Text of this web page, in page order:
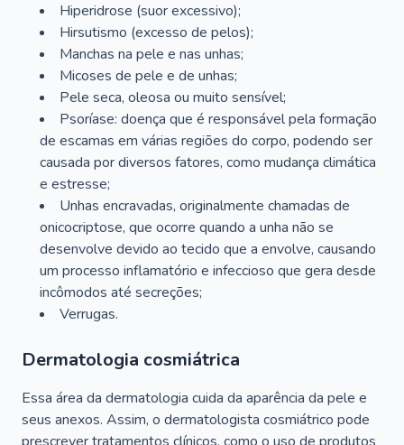
Hiperidrose (suor excessivo);
Hirsutismo (excesso de pelos);
Manchas na pele e nas unhas;
Micoses de pele e de unhas;
Pele seca, oleosa ou muito sensível;
Psoríase: doença que é responsável pela formação
de escamas em várias regiões do corpo, podendo ser
causada por diversos fatores, como mudança climática
e estresse;
Unhas encravadas, originalmente chamadas de
onicocriptose, que ocorre quando a unha não se
desenvolve devido ao tecido que a envolve, causando
um processo inflamatório e infeccioso que gera desde
incômodos até secreções;
Verrugas.
Dermatologia cosmiátrica
Essa área da dermatologia cuida da aparência da pele e
seus anexos. Assim, o dermatologista cosmiátrico pode